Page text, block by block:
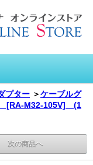
プター ＞ケーブルグ
) [RA-M32-105V] (1
次の商品へ